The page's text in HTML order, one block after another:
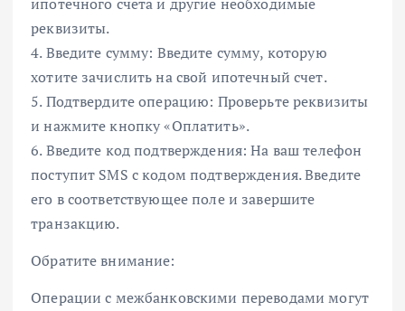
реквизиты.
4. Введите сумму: Введите сумму, которую
хотите зачислить на свой ипотечный счет.
5. Подтвердите операцию: Проверьте реквизиты
и нажмите кнопку «Оплатить».
6. Введите код подтверждения: На ваш телефон
поступит SMS с кодом подтверждения. Введите
его в соответствующее поле и завершите
транзакцию.
Обратите внимание:
Операции с межбанковскими переводами могут